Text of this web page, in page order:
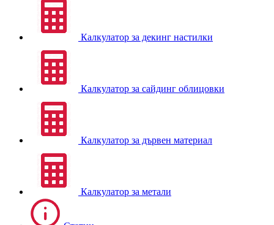
Калкулатор за декинг настилки
Калкулатор за сайдинг облицовки
Калкулатор за дървен материал
Калкулатор за метали